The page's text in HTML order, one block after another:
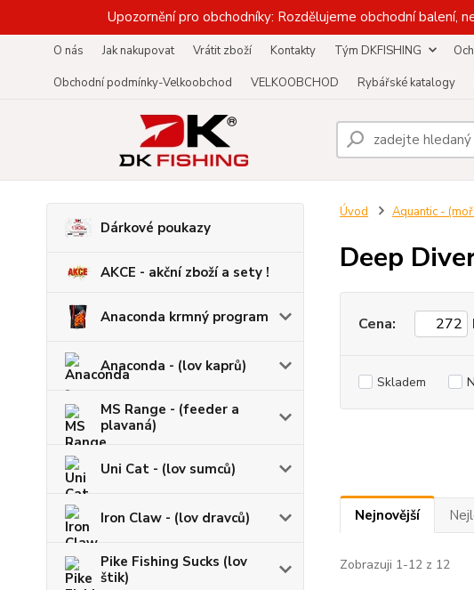
Upozornění pro obchodníky: Rozdělujeme obchodní balení,
O nás Jak nakupovat Vrátit zboží Kontakty Tým DKFISHING
Obchodní podmínky-Velkoobchod
VELKOOBCHOD Rybářské katalogy
Dárkové poukazy
AKCE - akční zboží a sety !
Anaconda krmný program
Anaconda - (lov kaprů)
MS Range - (feeder a
plavaná)
Uni Cat - (lov sumců)
Iron Claw - (lov dravců)
Pike Fishing Sucks (lov
štik)
Úvod Aquantic -
Deep
Cena:
Skladem
Nejnovější
Zobrazuji 1-12 z 12